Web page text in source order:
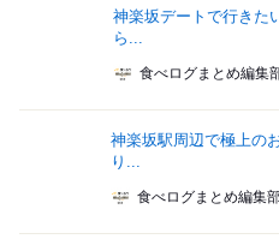
神楽坂デートで行きた
ら...
食べログまとめ編集
神楽坂駅周辺で極上の
り...
食べログまとめ編集